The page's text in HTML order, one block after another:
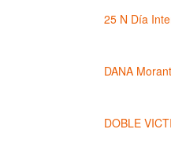
25 N Día
DANA Morant
DOBLE